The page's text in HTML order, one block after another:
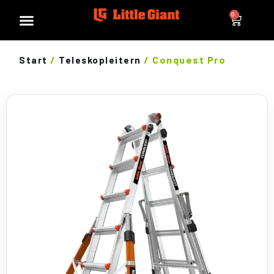
0
Start / Teleskopleitern / Conquest Pro